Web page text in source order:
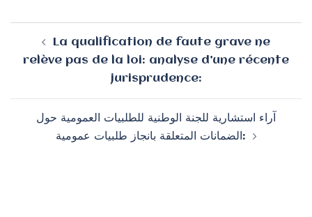
Navigation
d’articleLa qualification de faute grave ne
relève pas de la loi: analyse d’une récente
jurisprudence:
آراء استشارية للجنة الوطنية للطلبيات العمومية حول
الضمانات المتعلقة بانجاز طلبيات عمومية: